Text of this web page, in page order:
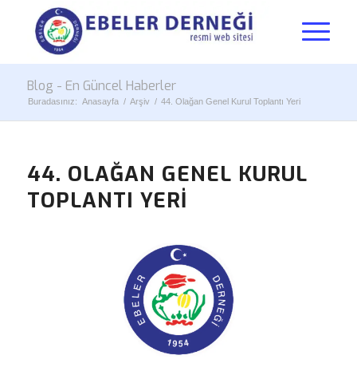
Blog - En Güncel Haberler
Buradasınız: Anasayfa / Arşiv / 44. Olağan Genel Kurul Toplantı Yeri
44. OLAĞAN GENEL KURUL
TOPLANTI YERI